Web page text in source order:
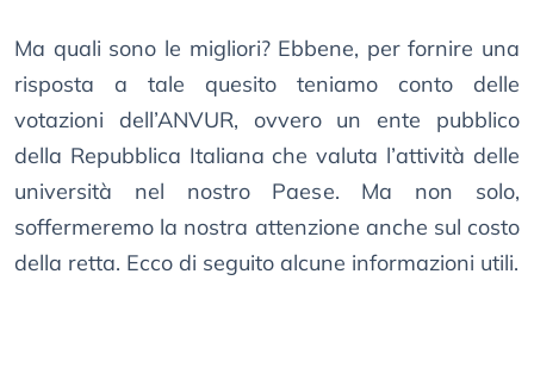
Ma quali sono le migliori? Ebbene, per fornire una
risposta a tale quesito teniamo conto delle
votazioni dell’ANVUR, ovvero un ente pubblico
della Repubblica Italiana che valuta l’attività delle
università nel nostro Paese. Ma non solo,
soffermeremo la nostra attenzione anche sul costo
della retta. Ecco di seguito alcune informazioni utili.